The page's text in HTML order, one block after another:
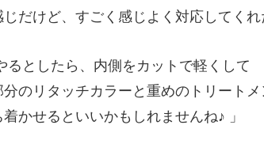
じだけど、すごく感じよく対応してくれ
るとしたら、内側をカットで軽くして
分のリタッチカラーと重めのトリート
かせるといいかもしれませんね♪ 」